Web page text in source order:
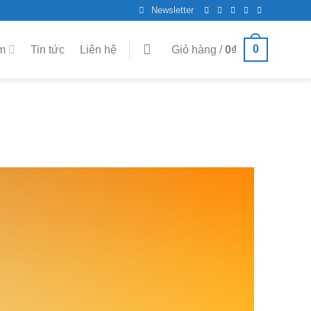
Newsletter
Tin tức Liên hệ Giỏ hàng /0₫ 0